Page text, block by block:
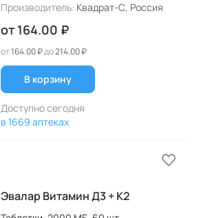
Производитель: Квадрат-С, Россия
от 164.00 ₽
от164.00 ₽до214.00 ₽
В корзину
Доступно сегодня
в 1669 аптеках
Эвалар Витамин Д3 + К2